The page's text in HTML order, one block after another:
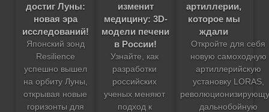
достиг Луны:
новая эра
исследований!
Японский зонд
Resilience
успешно вышел
на орбиту Луны,
открывая новые
горизонты для
изменит
медицину: 3D-
модели печени
в России!
Узнайте, как
разработки
российских
ученых меняют
подход к
артиллерии,
которое мы
ждали
Откройте для себя
новую самоходную
артиллерийскую
установку LORAS,
дальнобойную